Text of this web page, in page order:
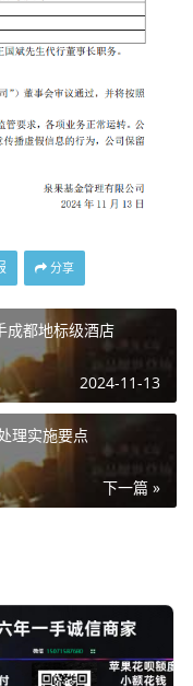
分享
成都地标级酒店
2024-11-13
理实施要点
下一篇 »